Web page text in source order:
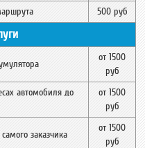
500 руб
от 1500
руб
автомобиля до
от 1500
руб
заказчика
от 1500
руб